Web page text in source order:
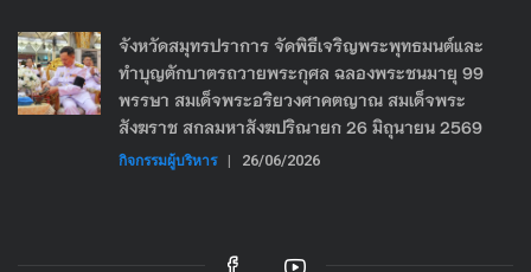
จังหวัดสมุทรปราการ จัดพิธีเจริญพระพุทธมนต์และ
ทำบุญตักบาตรถวายพระกุศล ฉลองพระชนมายุ 99
พรรษา สมเด็จพระอริยวงศาคตญาณ สมเด็จพระ
สังฆราช สกลมหาสังฆปริณายก 26 มิถุนายน 2569
กิจกรรมผู้บริหาร | 26/06/2026